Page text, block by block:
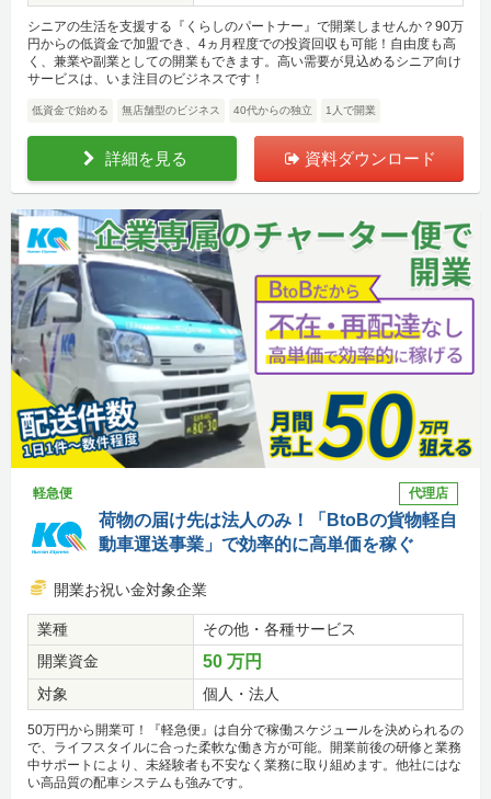
シニアの生活を支援する『くらしのパートナー』で開業しませんか？90万
円からの低資金で加盟でき、4ヵ月程度での投資回収も可能！自由度も高
く、兼業や副業としての開業もできます。高い需要が見込めるシニア向け
サービスは、いま注目のビジネスです！
低資金で始める 無店舗型のビジネス 40代からの独立 1人で開業
詳細を見る 資料ダウンロード
軽急便 代理店
荷物の届け先は法人のみ！「BtoBの貨物軽自
動車運送事業」で効率的に高単価を稼ぐ
開業お祝い金対象企業
業種
その他・各種サービス
開業資金
50 万円
対象 個人・法人
50万円から開業可！『軽急便』は自分で稼働スケジュールを決められるの
で、ライフスタイルに合った柔軟な働き方が可能。開業前後の研修と業務
中サポートにより、未経験者も不安なく業務に取り組めます。他社にはな
い高品質の配車システムも強みです。